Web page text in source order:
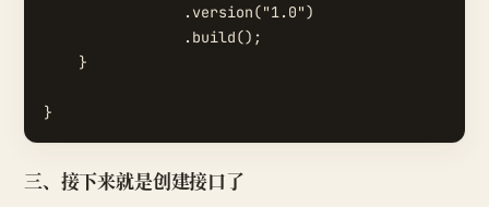
                .version("1.0")
                .build();
    }
三、接下来就是创建接口了